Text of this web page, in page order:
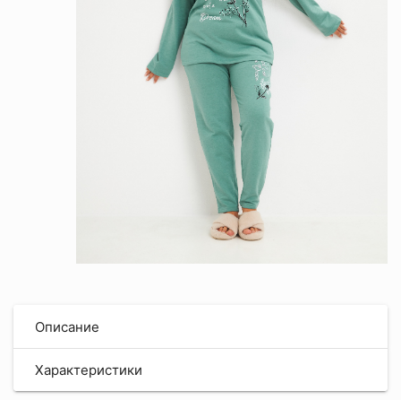
Описание
Характеристики